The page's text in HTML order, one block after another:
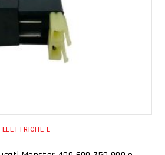
AL CARRELLO
ELETTRICHE E